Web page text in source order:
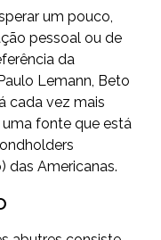
um pouco,
pessoal ou de
da
Lemann, Beto
cada vez mais
uma fonte que está
das Americanas.